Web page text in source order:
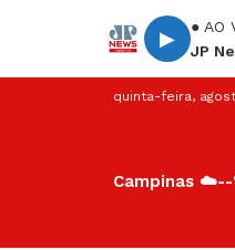
▶
● AO
JP
quinta-feira,
Campinas ☁️--